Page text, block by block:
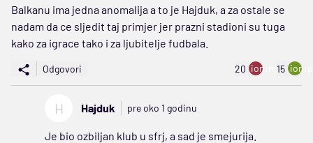
Balkanu ima jedna anomalija a to je Hajduk, a za ostale se
nadam da ce sljedit taj primjer jer prazni stadioni su tuga
kako za igrace tako i za ljubitelje fudbala.
Odgovori 20 ion:minus
15
H Hajduk pre oko 1 godinu
Je bio ozbiljan klub u sfrj, a sad je smejurija.